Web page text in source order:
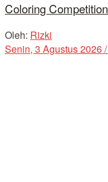
Coloring
Oleh: Rizki
Senin, 3 Agustus 2026